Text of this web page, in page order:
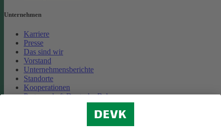
Unternehmen
Karriere
Presse
Das sind wir
Vorstand
Unternehmensberichte
Standorte
Kooperationen
Partnerschaft Deutsche Bahn